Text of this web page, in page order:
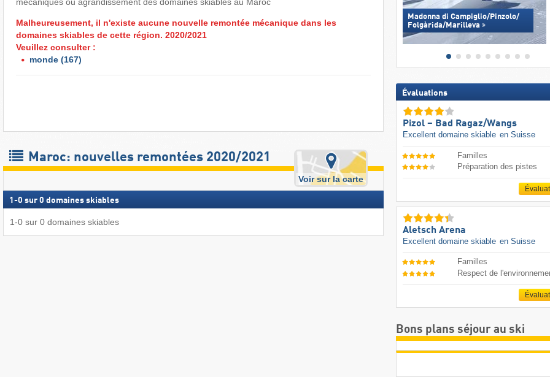
Malheureusement, il n'existe aucune nouvelle remontée mécanique dans les
domaines skiables de cette région. 2020/2021
Veuillez consulter :
monde (167)
Maroc: nouvelles remontées 2020/2021
Voir sur la carte
1 -0 sur0 domaines skiables
1-0 sur 0 domaines skiables
Madonna di Campiglio/​Pinzolo/​
Folgàrida/​Marilleva
Évaluations
Pizol – Bad Ragaz/​Wangs
Excellent domaine skiable en Suisse
Familles
Préparation des pistes
Aletsch Arena
Excellent domaine skiable en Suisse
Familles
Respect de
Bons plans séjour au ski